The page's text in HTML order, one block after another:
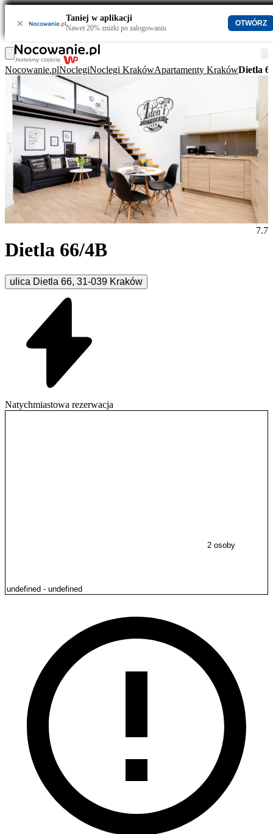
× Taniej w aplikacji
Nawet 20% zniżki po zalogowaniu
OTWÓRZ
Nocowanie.plNoclegiNoclegi KrakówApartamenty KrakówDietla
Dietla 66/4B
ulica Dietla 66, 31-039 Kraków
7.7
Natychmiastowa rezerwacja
2 osoby